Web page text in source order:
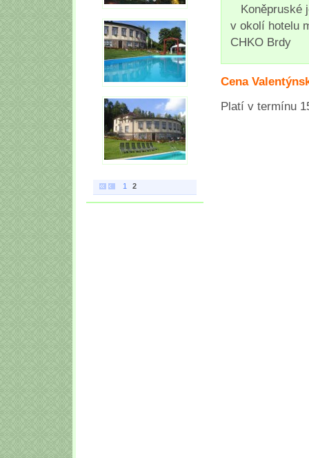
Koněpruské
v okolí hotelu
CHKO Brdy
Cena
Platí v termínu
1 2